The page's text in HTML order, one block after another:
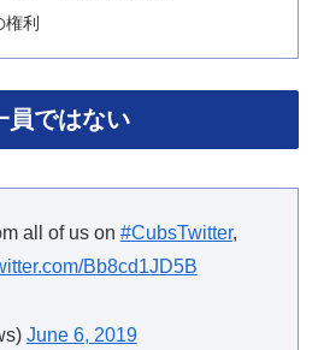
利
員ではない
all of us on #CubsTwitter,
Bb8cd1JD5B
June 6, 2019